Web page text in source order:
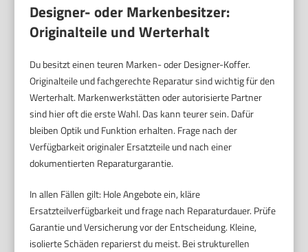
Designer- oder Markenbesitzer:
Originalteile und Werterhalt
Du besitzt einen teuren Marken- oder Designer-Koffer.
Originalteile und fachgerechte Reparatur sind wichtig für den
Werterhalt. Markenwerkstätten oder autorisierte Partner
sind hier oft die erste Wahl. Das kann teurer sein. Dafür
bleiben Optik und Funktion erhalten. Frage nach der
Verfügbarkeit originaler Ersatzteile und nach einer
dokumentierten Reparaturgarantie.
In allen Fällen gilt: Hole Angebote ein, kläre
Ersatzteilverfügbarkeit und frage nach Reparaturdauer. Prüfe
Garantie und Versicherung vor der Entscheidung. Kleine,
isolierte Schäden reparierst du meist. Bei strukturellen